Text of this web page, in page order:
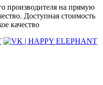
производителя на прямую
Доступная стоимость
качество